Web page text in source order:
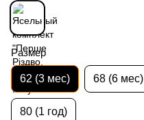
Размер
62 (3 мес) 68 (6 мес)
80 (1 год)